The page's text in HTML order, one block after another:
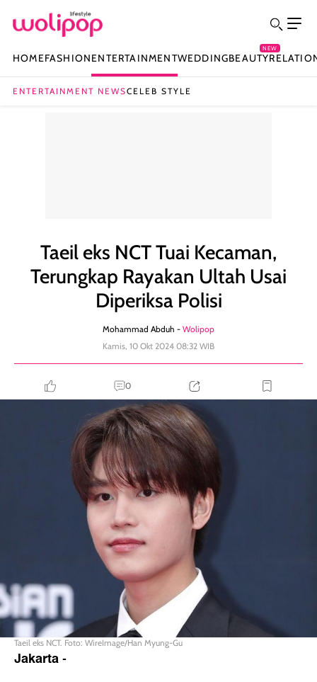
HOMEFASHIONENTERTAINMENTWEDDINGBEAUTY
NEW
ENTERTAINMENT NEWSCELEB STYLE
Taeil eks NCT Tuai Kecaman,
Terungkap Rayakan Ultah Usai
Diperiksa Polisi
Mohammad Abduh - Wolipop
Kamis, 10 Okt 2024 08:32 WIB
0
Taeil eks NCT. Foto: WireImage/Han Myung-Gu
Jakarta-